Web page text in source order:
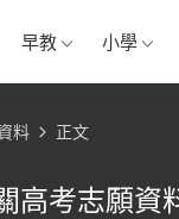
早教 小學
料 正文
高考志願資